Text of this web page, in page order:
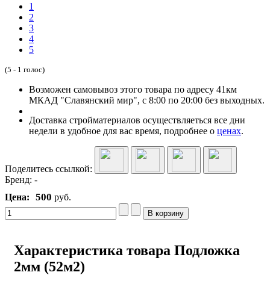
1
2
3
4
5
(5 - 1 голос)
Возможен самовывоз этого товара по адресу 41км
МКАД "Славянский мир", с 8:00 по 20:00 без выходных.
Доставка стройматериалов осуществляеться все дни
недели в удобное для вас время, подробнее о ценах.
Поделитесь ссылкой:
Бренд: -
Цена:
500 руб.
Характеристика товара Подложка
2мм (52м2)